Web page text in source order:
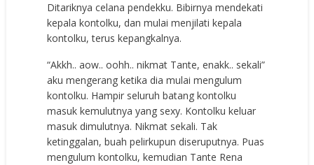
Ditariknya celana pendekku. Bibirnya mendekati
kepala kontolku, dan mulai menjilati kepala
kontolku, terus kepangkalnya.
“Akkh.. aow.. oohh.. nikmat Tante, enakk.. sekali”
aku mengerang ketika dia mulai mengulum
kontolku. Hampir seluruh batang kontolku
masuk kemulutnya yang sexy. Kontolku keluar
masuk dimulutnya. Nikmat sekali. Tak
ketinggalan, buah pelirkupun diseruputnya. Puas
mengulum kontolku, kemudian Tante Rena